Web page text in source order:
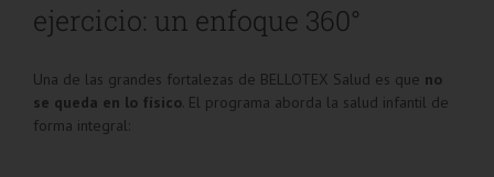
ejercicio: un enfoque 360°
Una de las grandes fortalezas de BELLOTEX Salud es que no
se queda en lo físico. El programa aborda la salud infantil de
forma integral: